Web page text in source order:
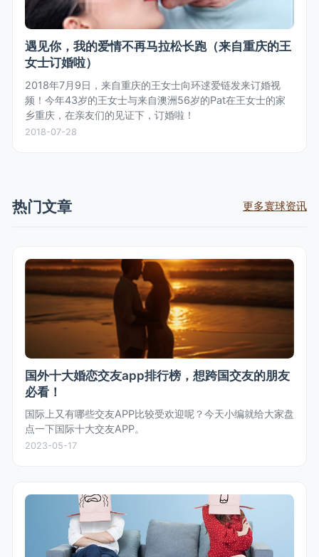
遇见你，我的爱情不再马拉松长跑（来自重庆的王
女士订婚啦）
2018年7月9日，来自重庆的王女士向环逑爱链发来订婚视
频！今年43岁的王女士与来自澳洲56岁的Pat在王女士的家
乡重庆，在亲友们的见证下，订婚啦！
2018-07-28
热门文章 更多寰球资讯
国外十大婚恋交友app排行榜，想跨国交友的朋友
必看！
国际上又有哪些交友APP比较受欢迎呢？今天小编就给大家盘
点一下国际十大交友APP。
2023-05-17